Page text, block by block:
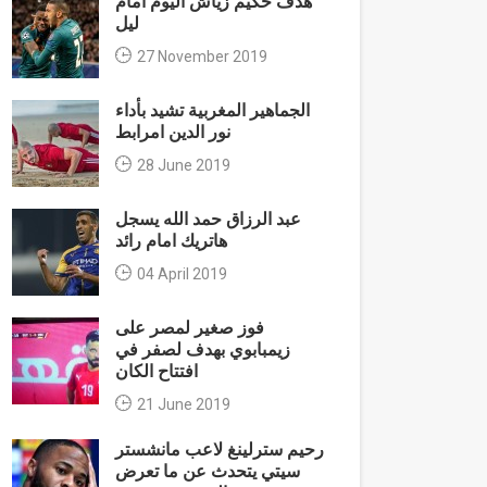
ليل
27 November 2019
الجماهير المغربية تشيد بأداء
نور الدين امرابط
28 June 2019
عبد الرزاق حمد الله يسجل
هاتريك امام رائد
04 April 2019
فوز صغير لمصر على
زيمبابوي بهدف لصفر في
افتتاح الكان
21 June 2019
رحيم سترلينغ لاعب مانشستر
سيتي يتحدث عن ما تعرض